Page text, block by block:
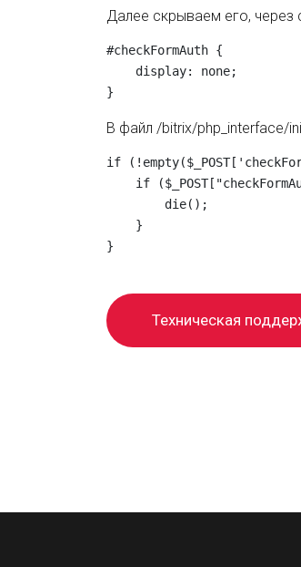
Далее скрываем его, через
#checkFormAuth {
    display: none;
В файл /bitrix/php_interface/
if
if
        die();
    }
}
Техническая